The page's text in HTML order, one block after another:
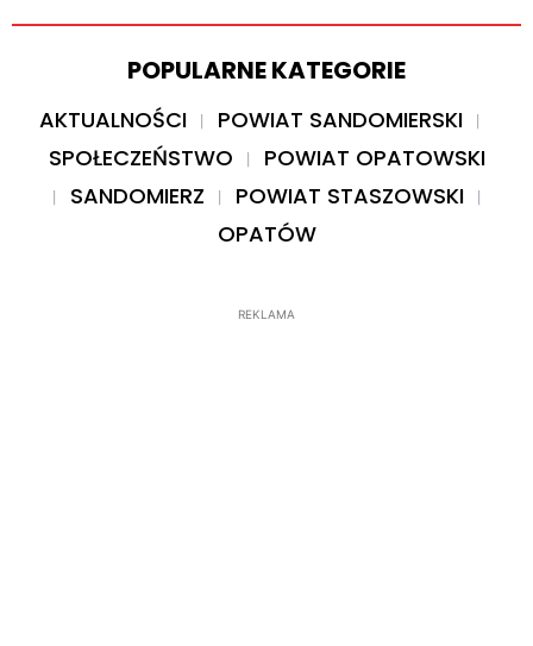
POPULARNE KATEGORIE
AKTUALNOŚCI
POWIAT SANDOMIERSKI
SPOŁECZEŃSTWO
POWIAT OPATOWSKI
SANDOMIERZ
POWIAT STASZOWSKI
OPATÓW
REKLAMA